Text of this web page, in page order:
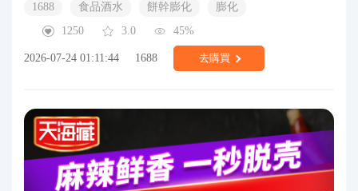
1688 食品酒水 餅幹膨化
膨化
1250
3.0 45%
2026-07-24 01:11:44 1688 去購買